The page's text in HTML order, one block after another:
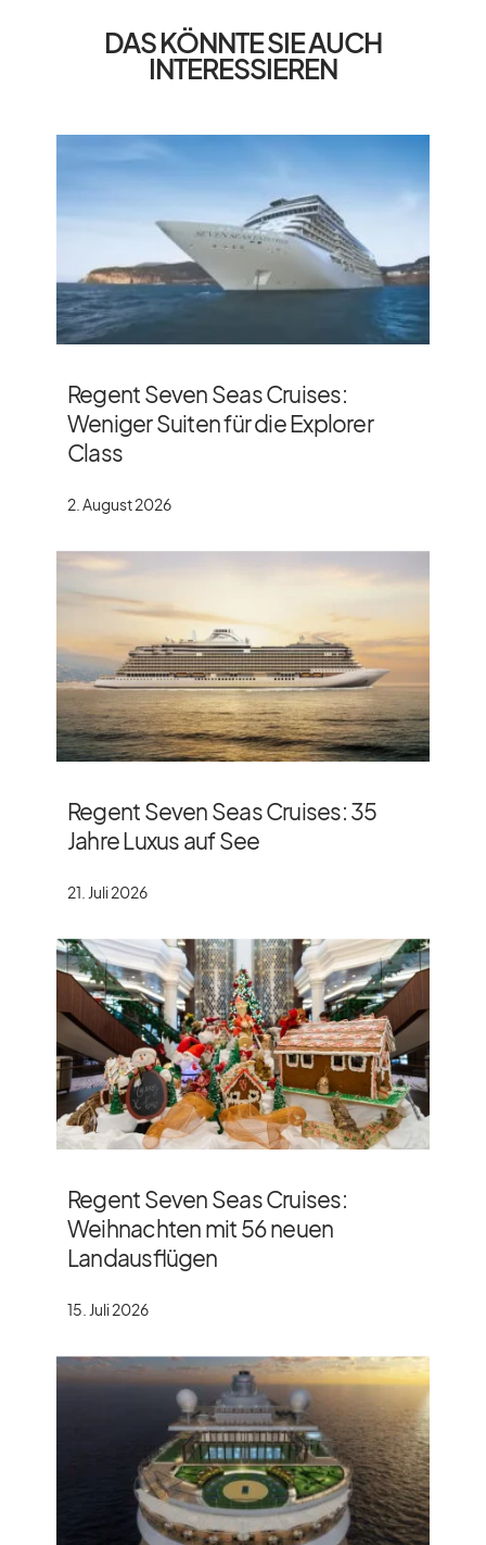
DAS KÖNNTE SIE AUCH
INTERESSIEREN
Regent Seven Seas Cruises:
Weniger Suiten für die Explorer
Class
2. August 2026
Regent Seven Seas Cruises: 35
Jahre Luxus auf See
21. Juli 2026
Regent Seven Seas Cruises:
Weihnachten mit 56 neuen
Landausflügen
15. Juli 2026